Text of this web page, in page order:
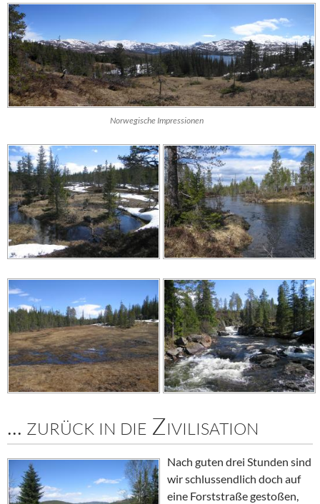
Norwegische Impressionen
... zurück in die Zivilisation
Nach guten drei Stunden sind
wir schlussendlich doch auf
eine Forststraße gestoßen,